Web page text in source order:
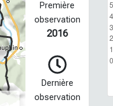
Première
observation
2016
Dernière
observation